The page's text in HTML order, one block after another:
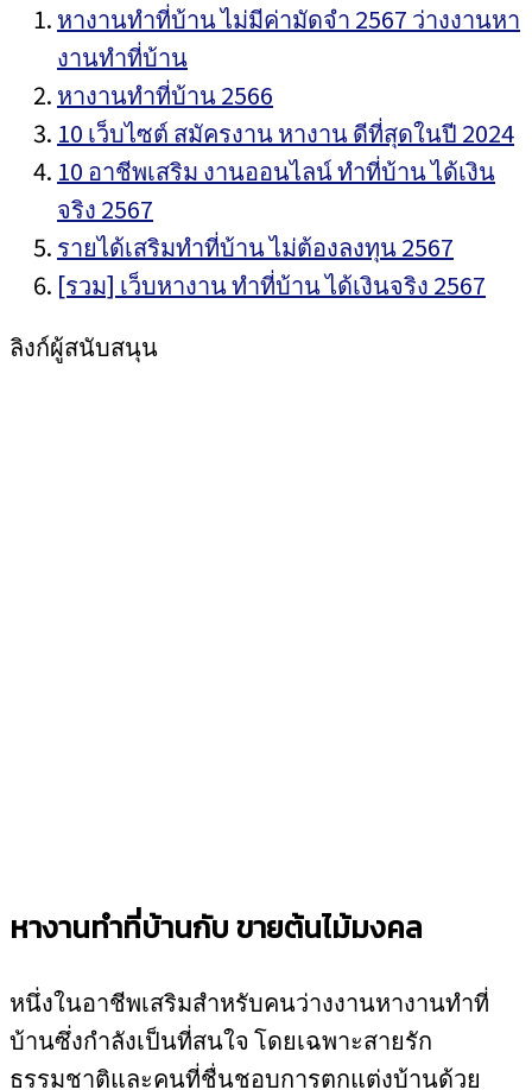
หางานทำที่บ้าน ไม่มีค่ามัดจำ 2567 ว่างงานหา
งานทำที่บ้าน
หางานทำที่บ้าน 2566
10 เว็บไซต์ สมัครงาน หางาน ดีที่สุดในปี 2024
10 อาชีพเสริม งานออนไลน์ ทำที่บ้าน ได้เงิน
จริง 2567
รายได้เสริมทำที่บ้าน ไม่ต้องลงทุน 2567
[รวม] เว็บหางาน ทำที่บ้าน ได้เงินจริง 2567
ลิงก์ผู้สนับสนุน
หางานทำที่บ้านกับ ขายต้นไม้มงคล
หนึ่งในอาชีพเสริมสำหรับคนว่างงานหางานทำที่
บ้านซึ่งกำลังเป็นที่สนใจ โดยเฉพาะสายรัก
ธรรมชาติและคนที่ชื่นชอบการตกแต่งบ้านด้วย